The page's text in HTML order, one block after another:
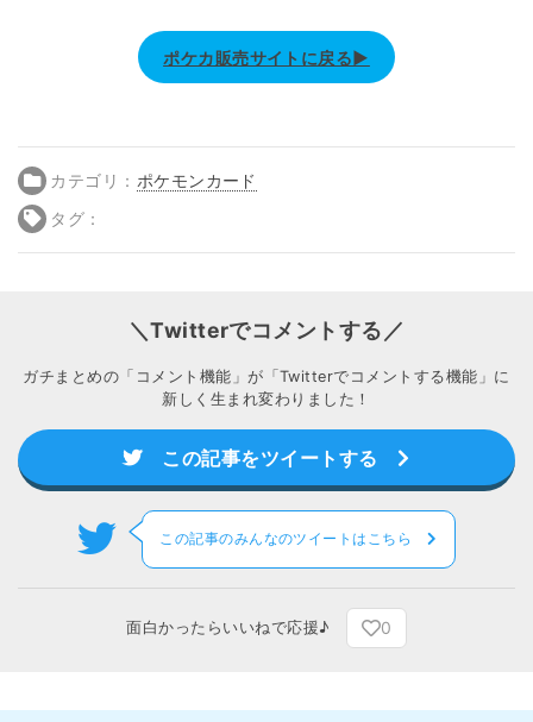
ポケカ販売サイトに戻る▶
カテゴリ： ポケモンカード
タグ：
＼Twitterでコメントする／
ガチまとめの「コメント機能」が「Twitterでコメントする機能」に
新しく生まれ変わりました！
この記事をツイートする
この記事のみんなのツイートはこちら
面白かったらいいねで応援♪ 0